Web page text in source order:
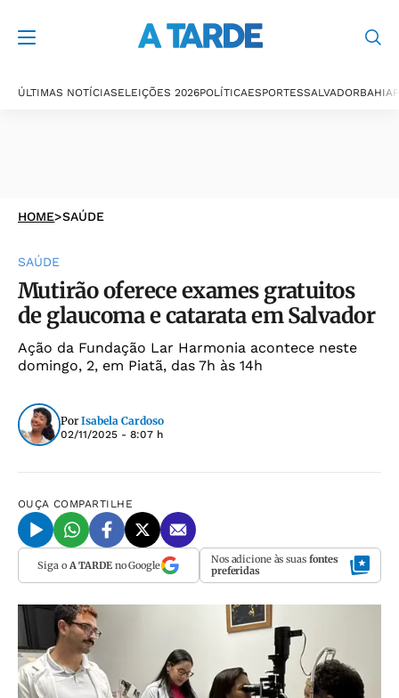
ÚLTIMAS NOTÍCIASELEIÇÕES 2026POLÍTICAESPORTESSALVADORBAHIA
HOME>SAÚDE
SAÚDE
Mutirão oferece exames gratuitos
de glaucoma e catarata em Salvador
Ação da Fundação Lar Harmonia acontece neste
domingo, 2, em Piatã, das 7h às 14h
Por Isabela Cardoso
02/11/2025 - 8:07 h
OUÇA COMPARTILHE
Siga o A TARDEno Google Nos adicione às suas fontes
preferidas